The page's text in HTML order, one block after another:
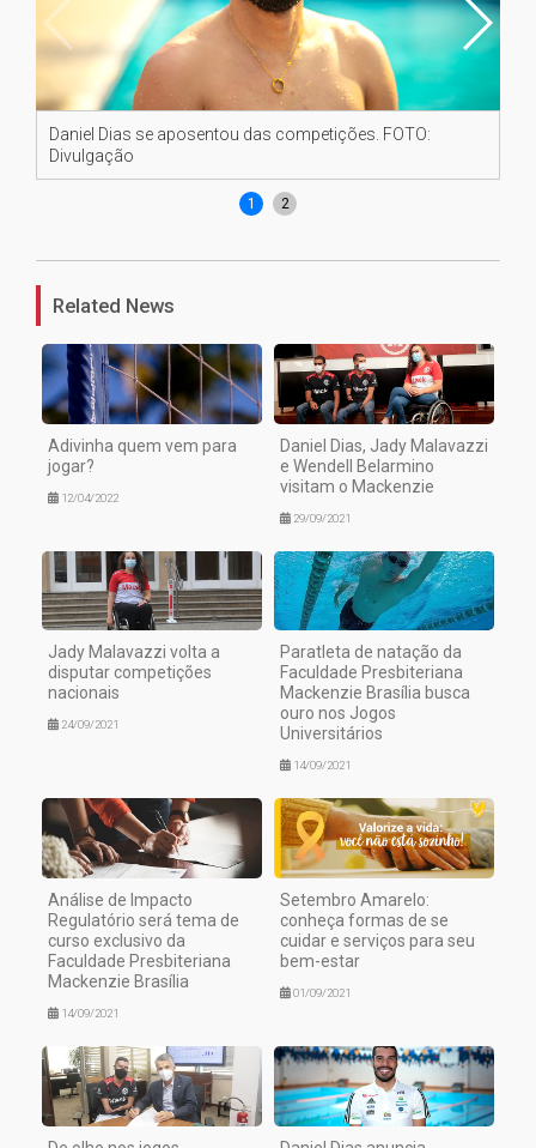
Daniel Dias se aposentou das competições. FOTO:
Divulgação
1 2
Related News
Adivinha quem vem para
jogar?
12/04/2022
Daniel Dias, Jady Malavazzi
e Wendell Belarmino
visitam o Mackenzie
29/09/2021
Jady Malavazzi volta a
disputar competições
nacionais
24/09/2021
Paratleta de natação da
Faculdade Presbiteriana
Mackenzie Brasília busca
ouro nos Jogos
Universitários
14/09/2021
Análise de Impacto
Regulatório será tema de
curso exclusivo da
Faculdade Presbiteriana
Mackenzie Brasília
14/09/2021
Setembro Amarelo:
conheça formas de se
cuidar e serviços para seu
bem-estar
01/09/2021